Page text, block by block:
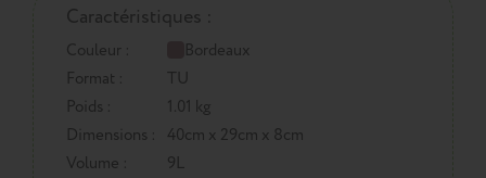
Caractéristiques :
Couleur :
Bordeaux
Format :
TU
Poids :
1.01 kg
Dimensions :
40cm x 29cm x 8cm
Volume :
9L